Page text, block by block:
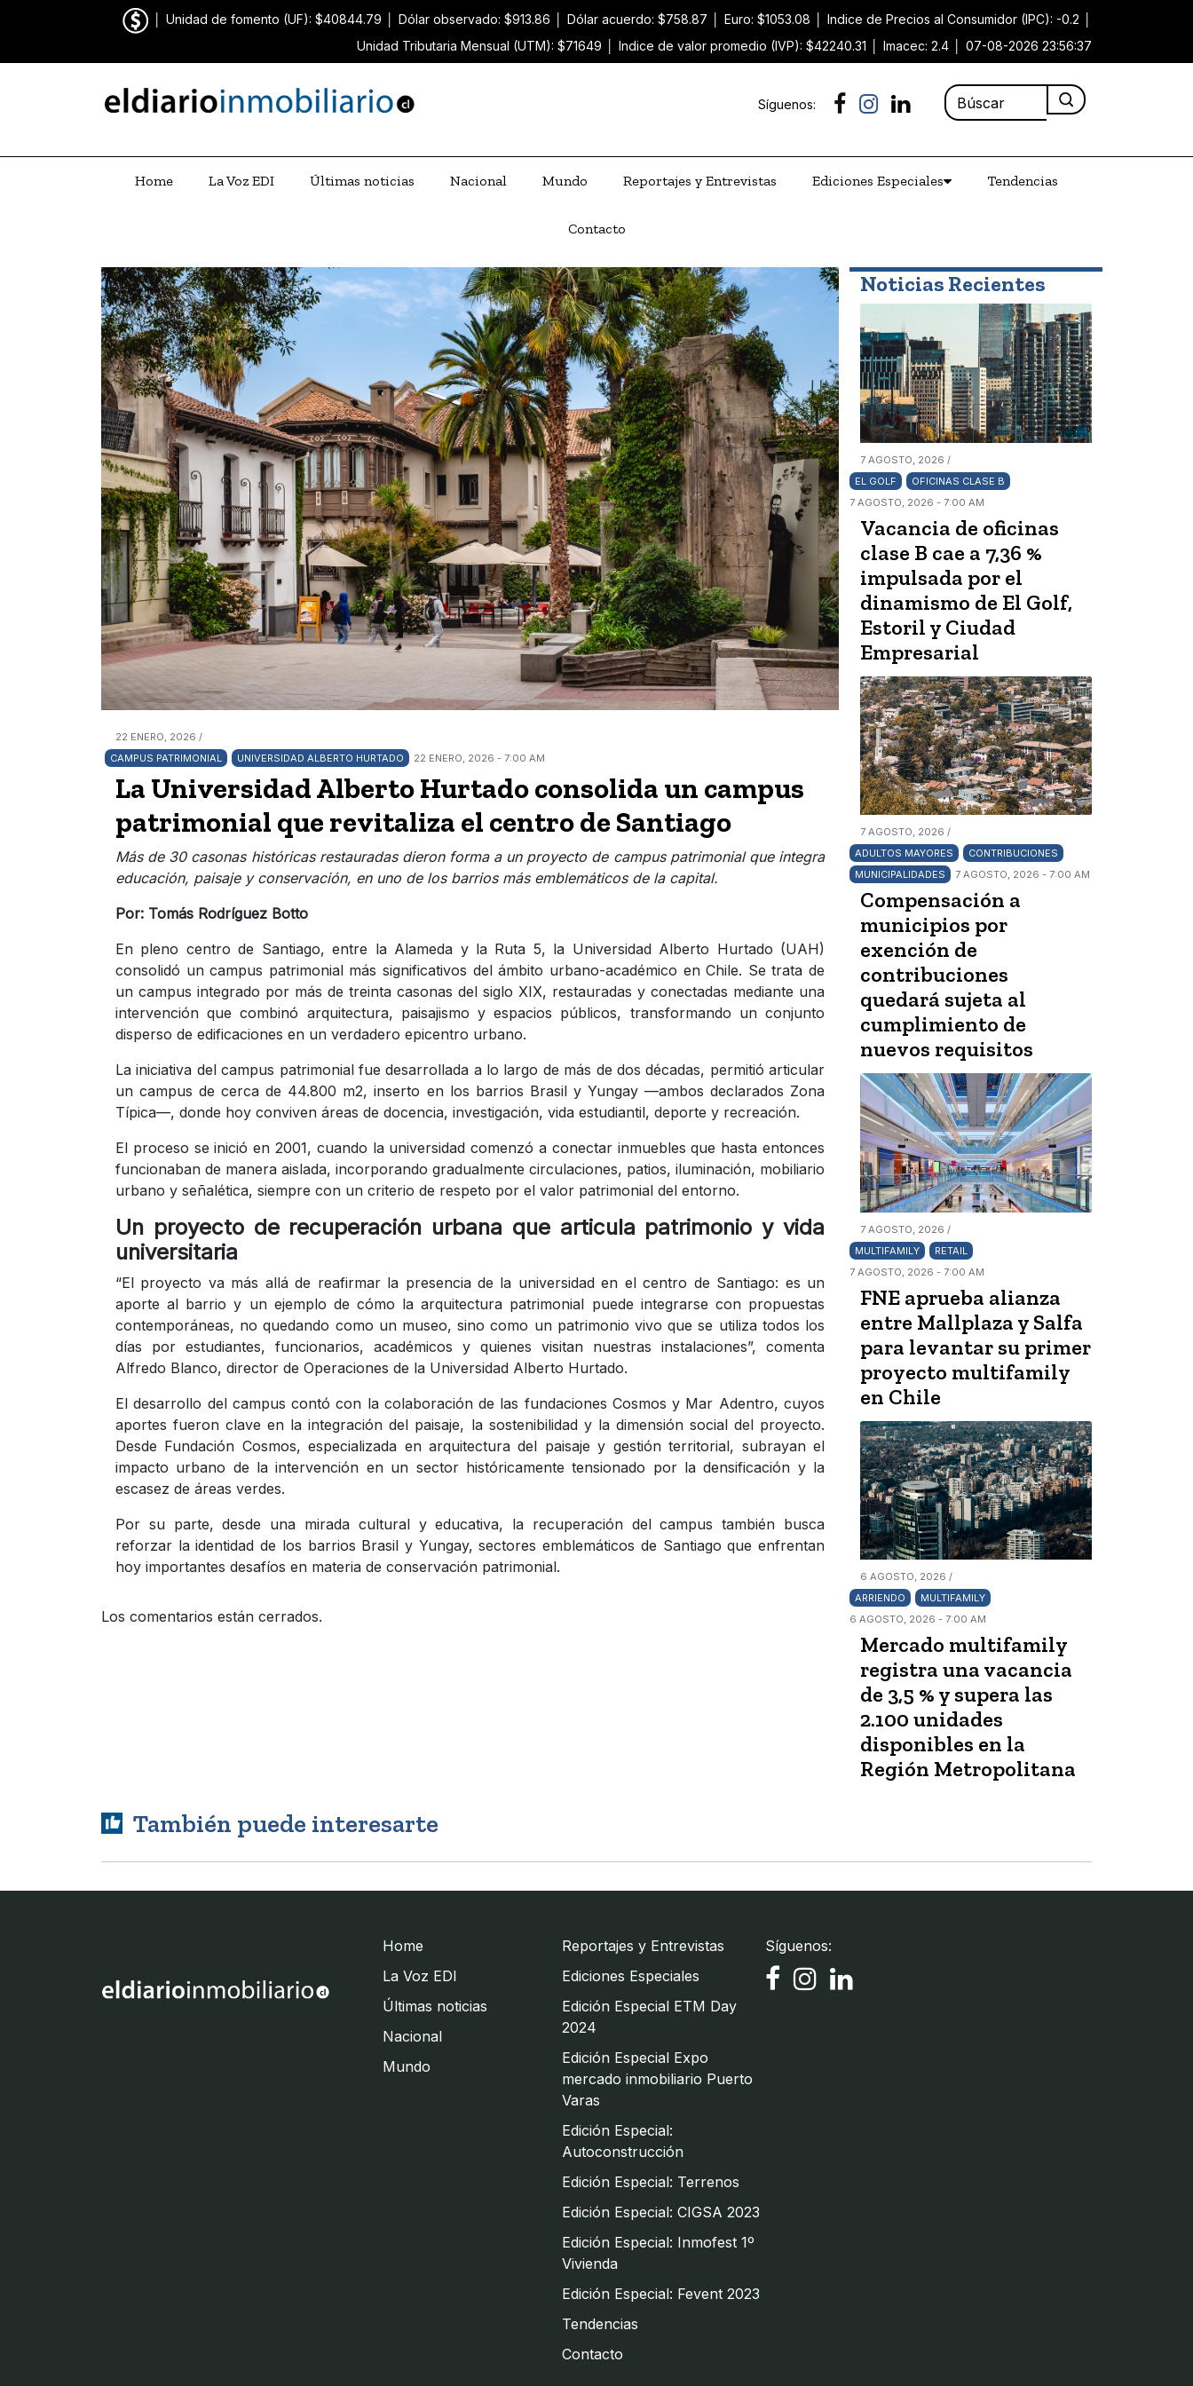
Unidad de fomento (UF): $40844.79 Dólar observado: $913.86 Dólar acuerdo: $758.87 Euro: $1053.08 Indice de Precios al Consumidor (IPC): -0.2
Unidad Tributaria Mensual (UTM): $71649
Indice de valor promedio (IVP): $42240.31 Imacec: 2.4 07-08-2026 23:56:37
Síguenos:
Home La Voz EDI Últimas noticias Nacional Mundo Reportajes y Entrevistas Ediciones Especiales Tendencias
Contacto
22 ENERO, 2026 /
CAMPUS PATRIMONIAL
UNIVERSIDAD ALBERTO HURTADO 22 ENERO, 2026 - 7:00 AM
La Universidad Alberto Hurtado consolida un campus
patrimonial que revitaliza el centro de Santiago
Más de 30 casonas históricas restauradas dieron forma a un proyecto de campus patrimonial que integra
educación, paisaje y conservación, en uno de los barrios más emblemáticos de la capital.
Por: Tomás Rodríguez Botto
En pleno centro de Santiago, entre la Alameda y la Ruta 5, la Universidad Alberto Hurtado (UAH)
consolidó un campus patrimonial más significativos del ámbito urbano-académico en Chile. Se trata de
un campus integrado por más de treinta casonas del siglo XIX, restauradas y conectadas mediante una
intervención que combinó arquitectura, paisajismo y espacios públicos, transformando un conjunto
disperso de edificaciones en un verdadero epicentro urbano.
La iniciativa del campus patrimonial fue desarrollada a lo largo de más de dos décadas, permitió articular
un campus de cerca de 44.800 m2, inserto en los barrios Brasil y Yungay —ambos declarados Zona
Típica—, donde hoy conviven áreas de docencia, investigación, vida estudiantil, deporte y recreación.
El proceso se inició en 2001, cuando la universidad comenzó a conectar inmuebles que hasta entonces
funcionaban de manera aislada, incorporando gradualmente circulaciones, patios, iluminación, mobiliario
urbano y señalética, siempre con un criterio de respeto por el valor patrimonial del entorno.
Un proyecto de recuperación urbana que articula patrimonio y vida
universitaria
“El proyecto va más allá de reafirmar la presencia de la universidad en el centro de Santiago: es un
aporte al barrio y un ejemplo de cómo la arquitectura patrimonial puede integrarse con propuestas
contemporáneas, no quedando como un museo, sino como un patrimonio vivo que se utiliza todos los
días por estudiantes, funcionarios, académicos y quienes visitan nuestras instalaciones”, comenta
Alfredo Blanco, director de Operaciones de la Universidad Alberto Hurtado.
El desarrollo del campus contó con la colaboración de las fundaciones Cosmos y Mar Adentro, cuyos
aportes fueron clave en la integración del paisaje, la sostenibilidad y la dimensión social del proyecto.
Desde Fundación Cosmos, especializada en arquitectura del paisaje y gestión territorial, subrayan el
impacto urbano de la intervención en un sector históricamente tensionado por la densificación y la
escasez de áreas verdes.
Por su parte, desde una mirada cultural y educativa, la recuperación del campus también busca
reforzar la identidad de los barrios Brasil y Yungay, sectores emblemáticos de Santiago que enfrentan
hoy importantes desafíos en materia de conservación patrimonial.
Los comentarios están cerrados.
Noticias Recientes
7 AGOSTO, 2026 /
EL GOLF
OFICINAS CLASE B
7 AGOSTO, 2026 - 7:00 AM
Vacancia de oficinas
clase B cae a 7,36 %
impulsada por el
dinamismo de El Golf,
Estoril y Ciudad
Empresarial
7 AGOSTO, 2026 /
ADULTOS MAYORES
CONTRIBUCIONES
MUNICIPALIDADES
7 AGOSTO, 2026 - 7:00 AM
Compensación a
municipios por
exención de
contribuciones
quedará sujeta al
cumplimiento de
nuevos requisitos
7 AGOSTO, 2026 /
MULTIFAMILY
RETAIL
7 AGOSTO, 2026 - 7:00 AM
FNE aprueba alianza
entre Mallplaza y Salfa
para levantar su primer
proyecto multifamily
en Chile
6 AGOSTO, 2026 /
ARRIENDO
MULTIFAMILY
6 AGOSTO, 2026 - 7:00 AM
Mercado multifamily
registra una vacancia
de 3,5 % y supera las
2.100 unidades
disponibles en la
Región Metropolitana
También puede interesarte
Home
La Voz EDI
Últimas noticias
Nacional
Mundo
Reportajes y Entrevistas
Ediciones Especiales
Edición Especial ETM Day
2024
Edición Especial Expo
mercado inmobiliario Puerto
Varas
Edición Especial:
Autoconstrucción
Edición Especial: Terrenos
Edición Especial: CIGSA 2023
Edición Especial: Inmofest 1º
Vivienda
Edición Especial: Fevent 2023
Tendencias
Contacto
Síguenos: